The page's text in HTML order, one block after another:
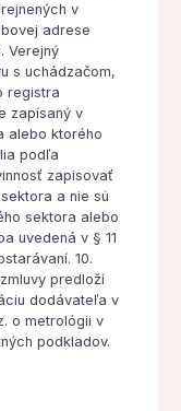
v
adrese
Verejný
s uchádzačom,
registra
zapísaný v
alebo ktorého
podľa
zapisovať
a nie sú
sektora alebo
uvedená v § 11
10.
predloží
dodávateľa v
o metrológii v
podkladov.